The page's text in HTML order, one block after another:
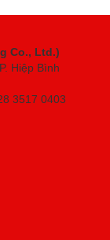
Co., Ltd.)
Hiệp Bình
3517 0403